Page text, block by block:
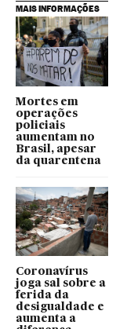
MAIS INFORMAÇÕES
Mortes em
operações
policiais
aumentam no
Brasil, apesar
da quarentena
Coronavírus
joga sal sobre a
ferida da
desigualdade e
aumenta a